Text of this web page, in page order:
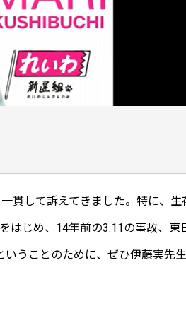
貫して訴えてきました。特に、生
はじめ、14年前の3.11の事故、東
うことのために、ぜひ伊藤実先